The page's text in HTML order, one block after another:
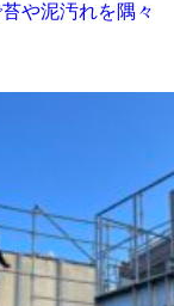
や泥汚れを隅々